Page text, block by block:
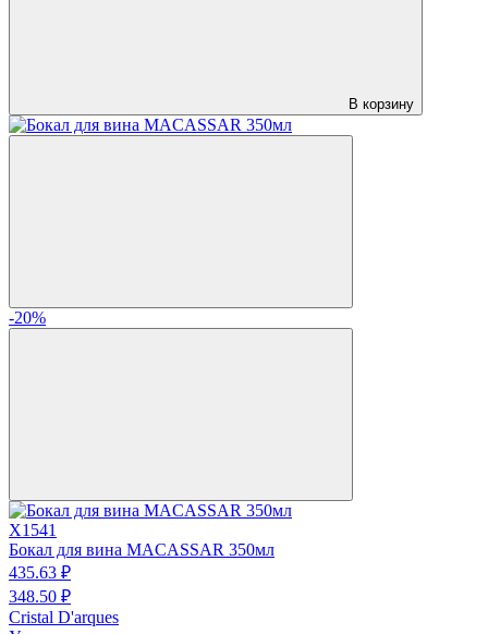
В корзину
-20%
X1541
Бокал для вина MACASSAR 350мл
435.63 ₽
348.50 ₽
Cristal D'arques